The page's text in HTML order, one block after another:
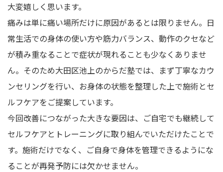
大変嬉しく思います。
痛みは単に痛い場所だけに原因があるとは限りません。日
常生活での身体の使い方や筋力バランス、動作のクセなど
が積み重なることで症状が現れることも少なくありませ
ん。そのため大田区池上のからだ塾では、まず丁寧なカウ
ンセリングを行い、お身体の状態を整理した上で施術とセ
ルフケアをご提案しています。
今回改善につながった大きな要因は、ご自宅でも継続して
セルフケアとトレーニングに取り組んでいただけたことで
す。施術だけでなく、ご自身で身体を管理できるようにな
ることが再発予防には欠かせません。